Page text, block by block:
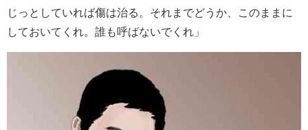
じっとしていれば傷は治る。それまでどうか、このままに
しておいてくれ。誰も呼ばないでくれ」